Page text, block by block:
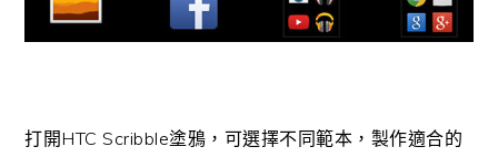
打開HTC Scribble塗鴉，可選擇不同範本，製作適合的